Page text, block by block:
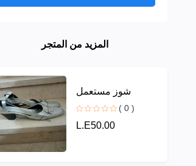
المزيد من المتجر
شوز مستعمل
( 0 )
L.E50.00